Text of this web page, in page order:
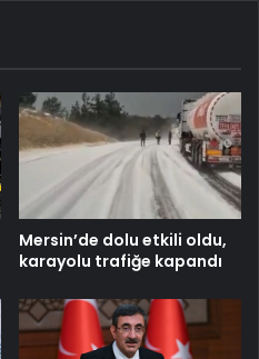
Mersin’de dolu etkili oldu,
karayolu trafiğe kapandı